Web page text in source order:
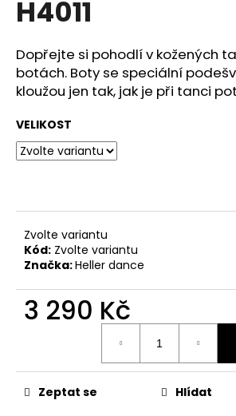
H4011
Dopřejte si pohodlí v kožených
botách. Boty se speciální
kloužou jen tak, jak je při tanci
VELIKOST
Zvolte variantu
Kód: Zvolte variantu
Značka:Heller dance
3 290 Kč
Zeptat se Hlídat
a
í
t
?
D
o
p
o
u